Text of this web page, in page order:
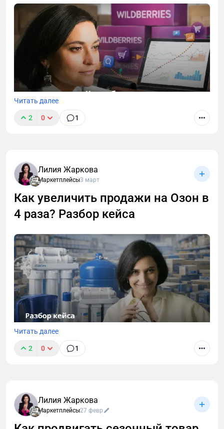
в этой короткой статье.
Читать далее
2 0 1
Лилия Жаркова
Маркетплейсы3 март
Как увеличить продажи на Озон в
4 раза? Разбор кейса
пару важных нюансов.
Читать далее
2 0 1
Лилия Жаркова
Маркетплейсы27 февр